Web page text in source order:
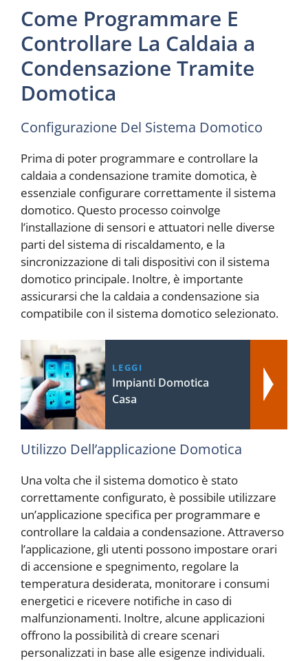
Come Programmare E
Controllare La Caldaia a
Condensazione Tramite
Domotica
Configurazione Del Sistema Domotico
Prima di poter programmare e controllare la
caldaia a condensazione tramite domotica, è
essenziale configurare correttamente il sistema
domotico. Questo processo coinvolge
l’installazione di sensori e attuatori nelle diverse
parti del sistema di riscaldamento, e la
sincronizzazione di tali dispositivi con il sistema
domotico principale. Inoltre, è importante
assicurarsi che la caldaia a condensazione sia
compatibile con il sistema domotico selezionato.
LEGGI
Impianti Domotica
Casa
Utilizzo Dell’applicazione Domotica
Una volta che il sistema domotico è stato
correttamente configurato, è possibile utilizzare
un’applicazione specifica per programmare e
controllare la caldaia a condensazione. Attraverso
l’applicazione, gli utenti possono impostare orari
di accensione e spegnimento, regolare la
temperatura desiderata, monitorare i consumi
energetici e ricevere notifiche in caso di
malfunzionamenti. Inoltre, alcune applicazioni
offrono la possibilità di creare scenari
personalizzati in base alle esigenze individuali.